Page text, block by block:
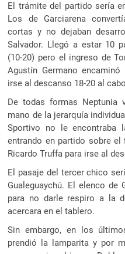
El trámite del partido sería
Los de Garciarena
cortas y no dejaban
Salvador. Llegó a estar 10
(10-20) pero el ingreso de
Agustín Germano
irse al descanso 18-20 al
De todas formas Neptunia
mano de la jerarquía
Sportivo no le encontraba
entrando en partido sobre
Ricardo Truffa para irse al
El pasaje del tercer chico
Gualeguaychú. El elenco de
para no darle respiro a la
acercara en el tablero.
Sin embargo, en los
prendió la lamparita y por